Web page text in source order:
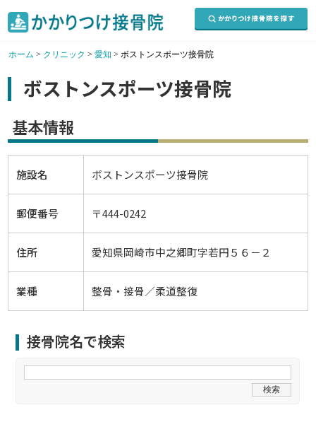
ホーム > クリニック > 愛知 > ボストンスポーツ接骨院
ボストンスポーツ接骨院
基本情報
施設名 ボストンスポーツ接骨院
郵便番号 〒444-0242
住所 愛知県岡崎市中之郷町字若円５６－２
業種 整骨・接骨／柔道整復
接骨院名で検索